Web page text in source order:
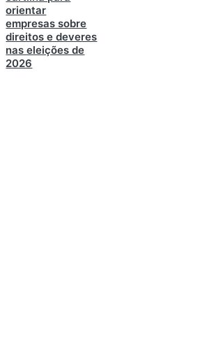
orientar
empresas sobre
direitos e deveres
nas eleições de
2026